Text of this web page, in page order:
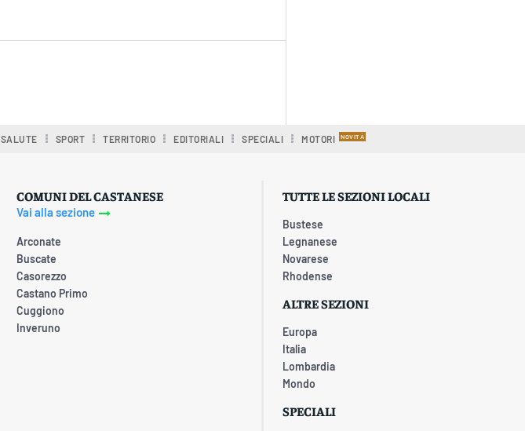
SALUTE SPORT TERRITORIO EDITORIALI SPECIALI MOTORI
COMUNI DEL CASTANESE
Vai alla sezione
Arconate
Buscate
Casorezzo
Castano Primo
Cuggiono
Inveruno
TUTTE LE SEZIONI LOCALI
Bustese
Legnanese
Novarese
Rhodense
ALTRE SEZIONI
Europa
Italia
Lombardia
Mondo
SPECIALI